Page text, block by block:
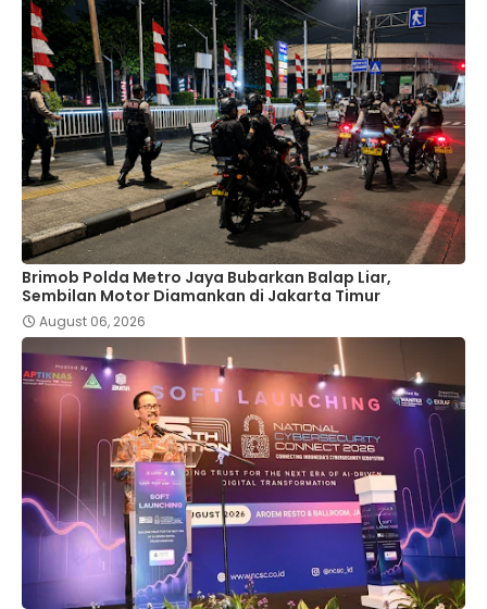
Brimob Polda Metro Jaya Bubarkan Balap Liar,
Sembilan Motor Diamankan di Jakarta Timur
August 06, 2026